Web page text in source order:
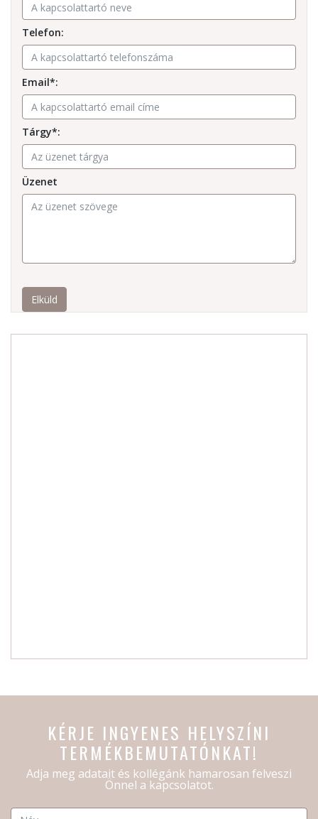
Telefon:
Email*:
Tárgy*:
Üzenet
KÉRJE INGYENES HELYSZÍNI
TERMÉKBEMUTATÓNKAT!
Adja meg adatait és kollégánk hamarosan felveszi
Önnel a kapcsolatot.